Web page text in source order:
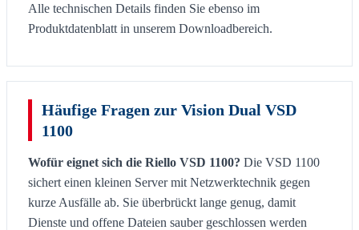
Alle technischen Details finden Sie ebenso im
Produktdatenblatt in unserem Downloadbereich.
Häufige Fragen zur Vision Dual VSD
1100
Wofür eignet sich die Riello VSD 1100? Die VSD 1100
sichert einen kleinen Server mit Netzwerktechnik gegen
kurze Ausfälle ab. Sie überbrückt lange genug, damit
Dienste und offene Dateien sauber geschlossen werden